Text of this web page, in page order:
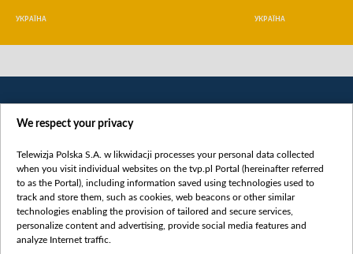
УКРАЇНА УКРАЇНА
Категорії
Новини
We respect your privacy
Telewizja Polska S.A. w likwidacji processes your personal data collected
when you visit individual websites on the tvp.pl Portal (hereinafter referred
to as the Portal), including information saved using technologies used to
track and store them, such as cookies, web beacons or other similar
technologies enabling the provision of tailored and secure services,
personalize content and advertising, provide social media features and
analyze Internet traffic.